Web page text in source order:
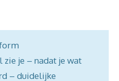
je – nadat je wat
– duidelijke